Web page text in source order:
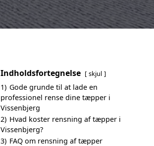
Indholdsfortegnelse skjul
1) Gode grunde til at lade en
professionel rense dine tæpper i
Vissenbjerg
2) Hvad koster rensning af tæpper i
Vissenbjerg?
3) FAQ om rensning af tæpper